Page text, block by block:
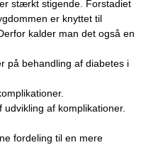
stærkt stigende. Forstadiet
er knyttet til
kalder man det også en
på behandling af diabetes i
af komplikationer.
fordeling til en mere